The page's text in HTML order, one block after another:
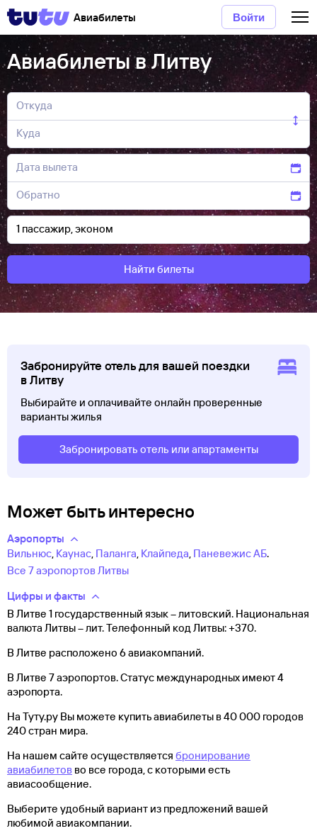
Авиабилеты Войти
Авиабилеты в Литву
Найти билеты
Забронируйте отель для вашей поездки
в Литву
Выбирайте и оплачивайте онлайн проверенные
варианты жилья
Забронировать отель или апартаменты
Может быть интересно
Аэропорты
Вильнюс, Каунас, Паланга, Клайпеда, Паневежис АБ.
Все 7 аэропортов Литвы
Цифры и факты
В Литве 1 государственный язык – литовский. Национальная
валюта Литвы – лит. Телефонный код Литвы: +370.
В Литве расположено 6 авиакомпаний.
В Литве 7 аэропортов. Статус международных имеют 4
аэропорта.
На Туту.ру Вы можете купить авиабилеты в 40 000 городов
240 стран мира.
На нашем сайте осуществляется бронирование
авиабилетов во все города, с которыми есть
авиасообщение.
Выберите удобный вариант из предложений вашей
любимой авиакомпании.